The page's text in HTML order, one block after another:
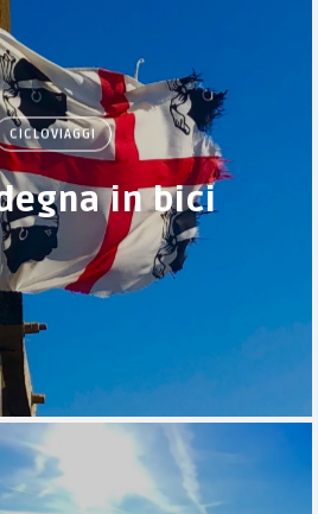
CICLOVIAGGI
in bici